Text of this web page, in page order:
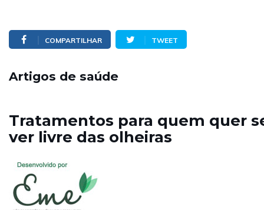
COMPARTILHAR TWEET
Artigos de saúde
Tratamentos para quem quer
ver livre das olheiras